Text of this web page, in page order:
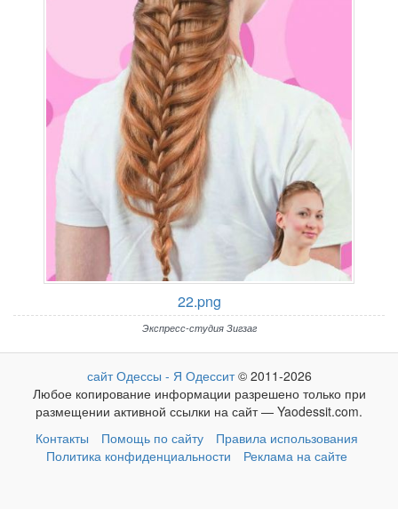
22.png
Экспресс-студия Зигзаг
сайт Одессы - Я Одессит© 2011-2026
Любое копирование информации разрешено только при
размещении активной ссылки на сайт — Yaodessit.com.
Контакты
Помощь по сайту
Правила использования
Политика конфиденциальности
Реклама на сайте